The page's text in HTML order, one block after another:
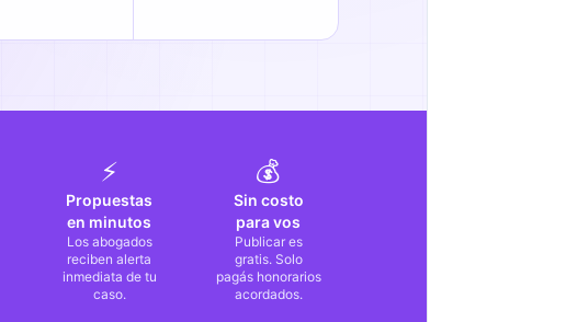
⚡
Propuestas
en minutos
Los abogados
reciben alerta
inmediata de tu
caso.
💰
Sin costo
para vos
Publicar es
gratis. Solo
pagás honorarios
acordados.